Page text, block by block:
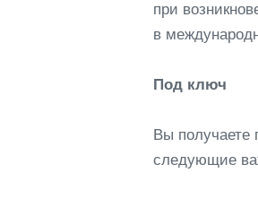
при
в
Под ключ
Вы получаете
следующие